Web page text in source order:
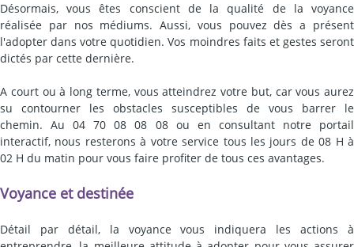
Désormais, vous êtes conscient de la qualité de la voyance
réalisée par nos médiums. Aussi, vous pouvez dès a présent
l'adopter dans votre quotidien. Vos moindres faits et gestes seront
dictés par cette dernière.
A court ou à long terme, vous atteindrez votre but, car vous aurez
su contourner les obstacles susceptibles de vous barrer le
chemin. Au 04 70 08 08 08 ou en consultant notre portail
interactif, nous resterons à votre service tous les jours de 08 H à
02 H du matin pour vous faire profiter de tous ces avantages.
Voyance et destinée
Détail par détail, la voyance vous indiquera les actions à